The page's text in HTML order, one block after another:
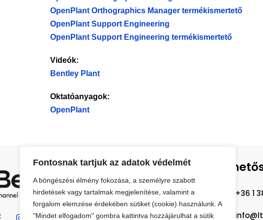
Fontosnak tartjuk az adatok védelmét
A böngészési élmény fokozása, a személyre szabott
hirdetések vagy tartalmak megjelenítése, valamint a
forgalom elemzése érdekében sütiket (cookie) használunk. A
"Mindet elfogadom" gombra kattintva hozzájárulhat a sütik
OpenPlant Orthographics Manager termékismertető
OpenPlant Support Engineering
OpenPlant Support Engineering termékismertető
Videók:
Bentley Plant
Oktatóanyagok:
OpenPlant
+36 1